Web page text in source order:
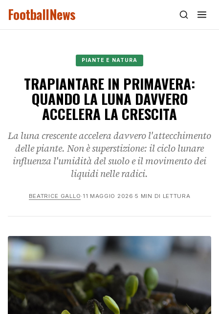
FootballNews
PIANTE E NATURA
TRAPIANTARE IN PRIMAVERA:
QUANDO LA LUNA DAVVERO
ACCELERA LA CRESCITA
La luna crescente accelera davvero l'attecchimento
delle piante. Non è superstizione: il ciclo lunare
influenza l'umidità del suolo e il movimento dei
liquidi nelle radici.
BEATRICE GALLO· 11 MAGGIO 2026 ·5 MIN DI LETTURA